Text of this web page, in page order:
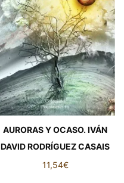
AURORAS Y OCASO. IVÁN
DAVID RODRÍGUEZ CASAIS
11,54€